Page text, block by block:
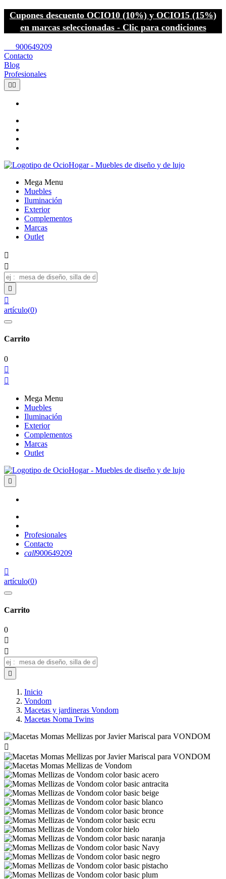
Cupones descuento OCIO10 (10%) y OCIO15 (15%)
en marcas seleccionadas - Clic para condiciones
900649209
Contacto
Blog
Profesionales
 
Mega Menu
Muebles
Iluminación
Exterior
Complementos
Marcas
Outlet




artículo(0)
Carrito
0


Mega Menu
Muebles
Iluminación
Exterior
Complementos
Marcas
Outlet

Profesionales
Contacto
call900649209

artículo(0)
Carrito
0



Inicio
Vondom
Macetas y jardineras Vondom
Macetas Noma Twins
